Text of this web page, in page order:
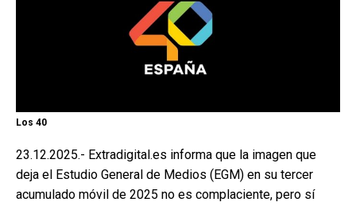
Los 40
23.12.2025.- Extradigital.es informa que la imagen que
deja el Estudio General de Medios (EGM) en su tercer
acumulado móvil de 2025 no es complaciente, pero sí